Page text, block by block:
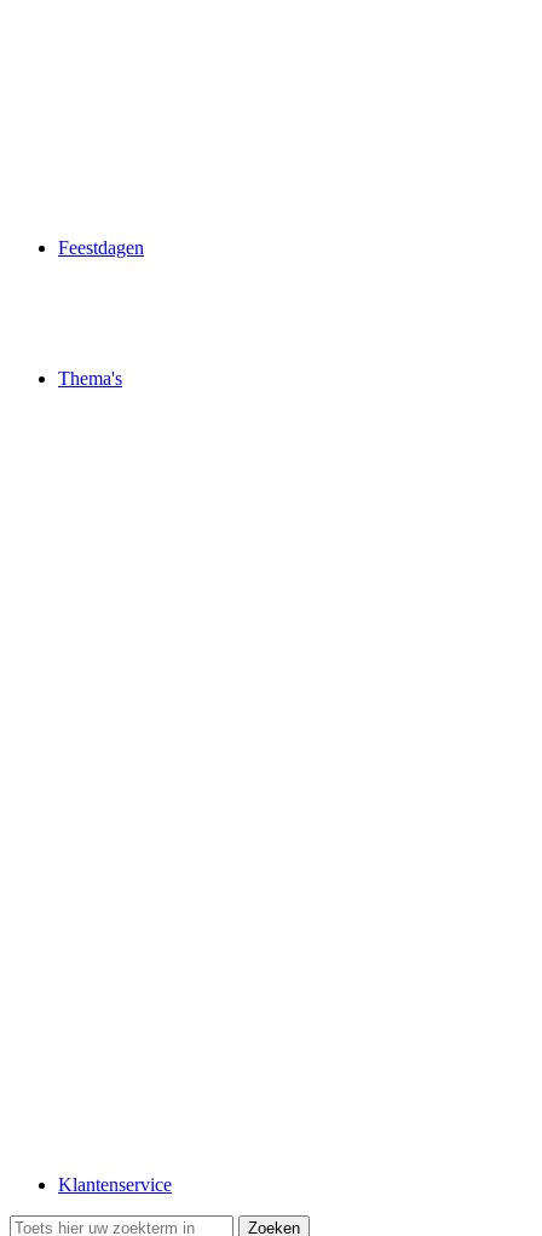
Feestdagen
Thema's
Klantenservice